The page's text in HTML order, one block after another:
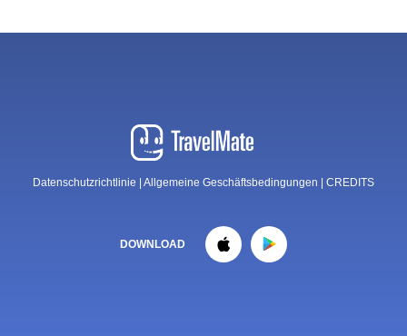
Datenschutzrichtlinie Allgemeine Geschäftsbedingungen CREDITS
DOWNLOAD